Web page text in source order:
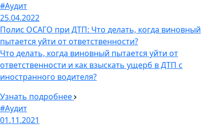
#Аудит
25.04.2022
Полис ОСАГО при ДТП: Что делать, когда виновный
пытается уйти от ответственности?
Что делать, когда виновный пытается уйти от
ответственности и как взыскать ущерб в ДТП с
иностранного водителя?
Узнать подробнее
#Аудит
01.11.2021